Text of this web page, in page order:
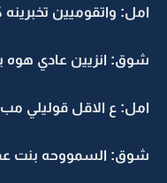
امل: واتقوميين
شوق: انزيين عادي هوه
امل: ع الاقل قوليلي مب
شوق: السمووحه بنت